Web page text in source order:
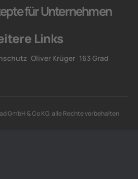
für Unternehmen
Links
Oliver Krüger 163 Grad
GmbH & Co KG, alle Rechte vorbehalten